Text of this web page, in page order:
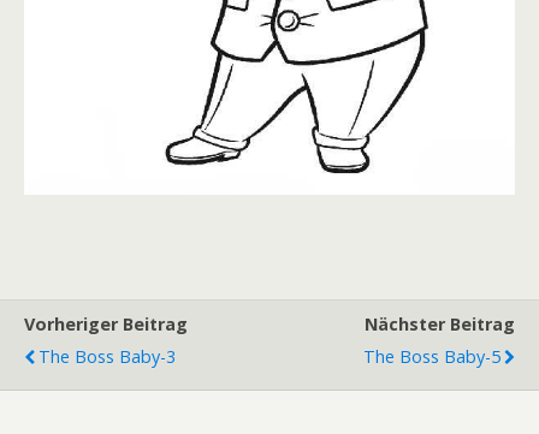
Vorheriger Beitrag
The Boss Baby-3
Nächster Beitrag
The Boss Baby-5